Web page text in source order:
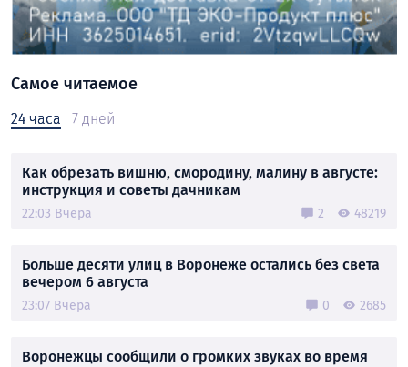
Самое читаемое
24 часа 7 дней
Как обрезать вишню, смородину, малину в августе:
инструкция и советы дачникам
22:03 Вчера 2 48219
Больше десяти улиц в Воронеже остались без света
вечером 6 августа
23:07 Вчера 0 2685
Воронежцы сообщили о громких звуках во время